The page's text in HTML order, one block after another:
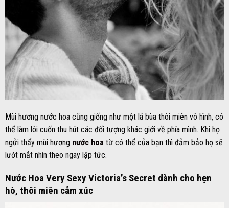
Mùi hương nước hoa cũng giống như một lá bùa thôi miên vô hình, có
thể làm lôi cuốn thu hút các đối tượng khác giới về phía mình. Khi họ
ngửi thấy mùi hương nước hoa từ có thể của bạn thì đảm bảo họ sẽ
lướt mắt nhìn theo ngay lập tức.
Nước Hoa Very Sexy Victoria’s Secret dành cho hẹn
hò, thôi miên cảm xúc